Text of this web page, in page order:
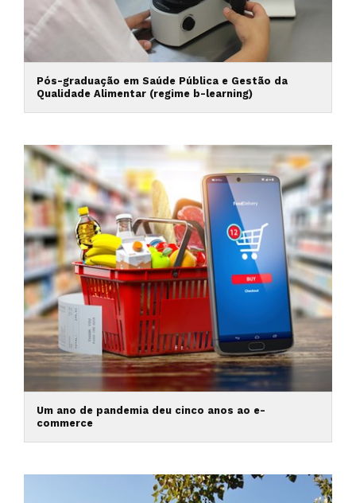
Pós-graduação em Saúde Pública e Gestão da
Qualidade Alimentar (regime b-learning)
Um ano de pandemia deu cinco anos ao e-
commerce